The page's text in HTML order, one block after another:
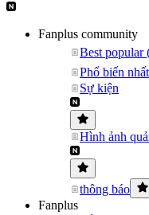
Fanplus community
Best popular
Phổ biến
Sự kiện
Hình ảnh
thông báo
Fanplus